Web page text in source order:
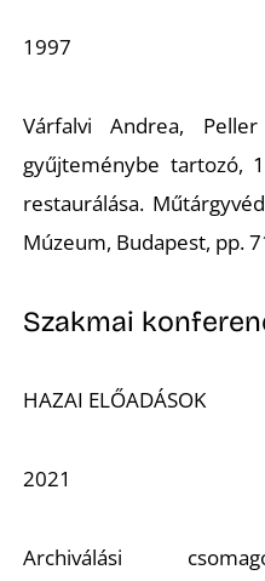
1997
Várfalvi Andrea,
gyűjteménybe tartozó,
restaurálása.
Múzeum, Budapest, pp.
Szakmai
HAZAI ELŐADÁSOK
2021
Archiválási